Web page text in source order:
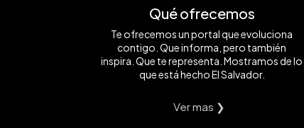
Qué ofrecemos
Te ofrecemos un portal que evoluciona
contigo. Que informa, pero también
inspira. Que te representa. Mostramos de lo
que está hecho El Salvador.
Ver mas ❯